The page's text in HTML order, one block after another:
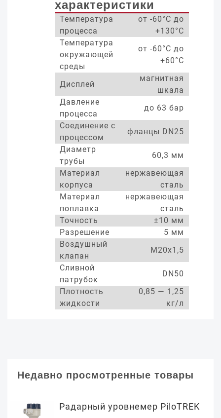
характеристики
Температура
процесса
от -60°С до
+130°С
Температура
окружающей
среды
от -60°С до
+60°С
Дисплей
магнитная
шкала
Давление
процесса
до 63 бар
Соединение с
процессом
фланцы DN25
Диаметр
трубы
60,3 мм
Материал
корпуса
нержавеющая
сталь
Материал
поплавка
нержавеющая
сталь
Точность
±10 мм
Разрешение
5 мм
Воздушный
клапан
М20х1,5
Сливной
патрубок
DN50
Плотность
жидкости
0,85 — 1,25
кг/л
Недавно просмотренные товары
Радарный уровнемер PiloTREK